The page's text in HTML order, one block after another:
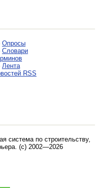
Опросы
Словари
Лента
RSS
система по строительству,
. (c) 2002—2026